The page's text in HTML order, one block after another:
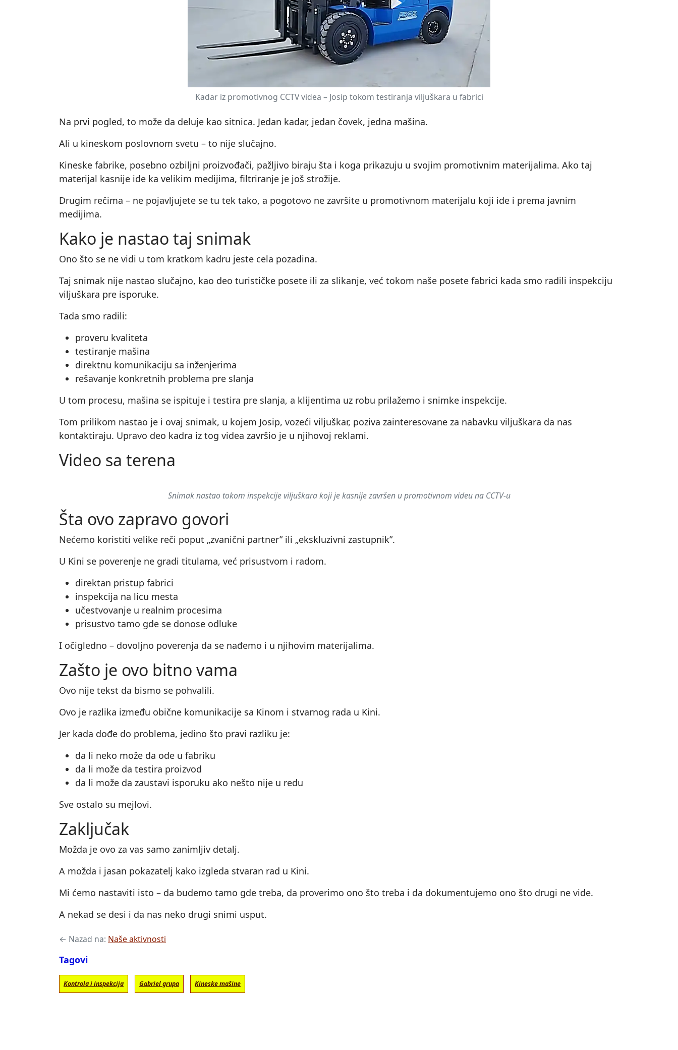
Kadar iz promotivnog CCTV videa – Josip tokom testiranja viljuškara u fabrici
Na prvi pogled, to može da deluje kao sitnica. Jedan kadar, jedan čovek, jedna mašina.
Ali u kineskom poslovnom svetu – to nije slučajno.
Kineske fabrike, posebno ozbiljni proizvođači, pažljivo biraju šta i koga prikazuju u svojim promotivnim materijalima. Ako taj
materijal kasnije ide ka velikim medijima, filtriranje je još strožije.
Drugim rečima – ne pojavljujete se tu tek tako, a pogotovo ne završite u promotivnom materijalu koji ide i prema javnim
medijima.
Kako je nastao taj snimak
Ono što se ne vidi u tom kratkom kadru jeste cela pozadina.
Taj snimak nije nastao slučajno, kao deo turističke posete ili za slikanje, već tokom naše posete fabrici kada smo radili inspekciju
viljuškara pre isporuke.
Tada smo radili:
proveru kvaliteta
testiranje mašina
direktnu komunikaciju sa inženjerima
rešavanje konkretnih problema pre slanja
U tom procesu, mašina se ispituje i testira pre slanja, a klijentima uz robu prilažemo i snimke inspekcije.
Tom prilikom nastao je i ovaj snimak, u kojem Josip, vozeći viljuškar, poziva zainteresovane za nabavku viljuškara da nas
kontaktiraju. Upravo deo kadra iz tog videa završio je u njihovoj reklami.
Video sa terena
Snimak nastao tokom inspekcije viljuškara koji je kasnije završen u promotivnom videu na CCTV‑u
Šta ovo zapravo govori
Nećemo koristiti velike reči poput „zvanični partner” ili „ekskluzivni zastupnik”.
U Kini se poverenje ne gradi titulama, već prisustvom i radom.
direktan pristup fabrici
inspekcija na licu mesta
učestvovanje u realnim procesima
prisustvo tamo gde se donose odluke
I očigledno – dovoljno poverenja da se nađemo i u njihovim materijalima.
Zašto je ovo bitno vama
Ovo nije tekst da bismo se pohvalili.
Ovo je razlika između obične komunikacije sa Kinom i stvarnog rada u Kini.
Jer kada dođe do problema, jedino što pravi razliku je:
da li neko može da ode u fabriku
da li može da testira proizvod
da li može da zaustavi isporuku ako nešto nije u redu
Sve ostalo su mejlovi.
Zaključak
Možda je ovo za vas samo zanimljiv detalj.
A možda i jasan pokazatelj kako izgleda stvaran rad u Kini.
Mi ćemo nastaviti isto – da budemo tamo gde treba, da proverimo ono što treba i da dokumentujemo ono što drugi ne vide.
A nekad se desi i da nas neko drugi snimi usput.
← Nazad na: Naše aktivnosti
Tagovi
Kontrola i inspekcija Gabriel grupa Kineske mašine